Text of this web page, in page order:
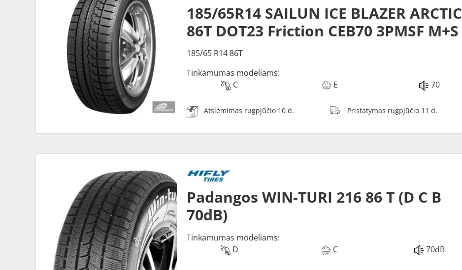
185/65R14 SAILUN ICE BLAZER ARCTIC
86T DOT23 Friction CEB70 3PMSF M+S
185/65 R14 86T
Tinkamumas modeliams:
C
E 70
Atsiėmimas rugpjūčio 10 d. Pristatymas rugpjūčio 11 d.
Padangos WIN-TURI 216 86 T (D C B
70dB)
Tinkamumas modeliams:
D
C 70dB